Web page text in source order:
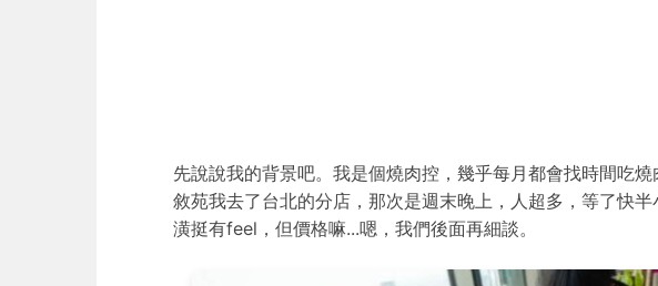
先說說我的背景吧。我是個燒肉控，幾乎每月都會找時間吃
敘苑我去了台北的分店，那次是週末晚上，人超多，等了快
潢挺有feel，但價格嘛...嗯，我們後面再細談。